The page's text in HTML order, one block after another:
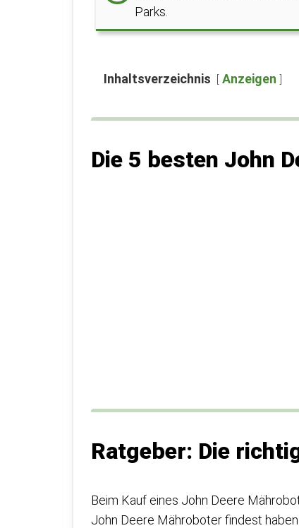
Parks.
Inhaltsverzeichnis Anzeigen
Die 5 besten John
Ratgeber: Die
Beim Kauf eines John Deere
John Deere Mähroboter findest